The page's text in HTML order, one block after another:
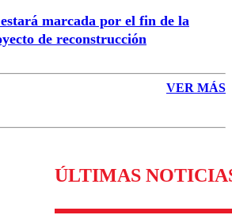
marcada por el fin de la
de reconstrucción
VER MÁS
ÚLTIMAS